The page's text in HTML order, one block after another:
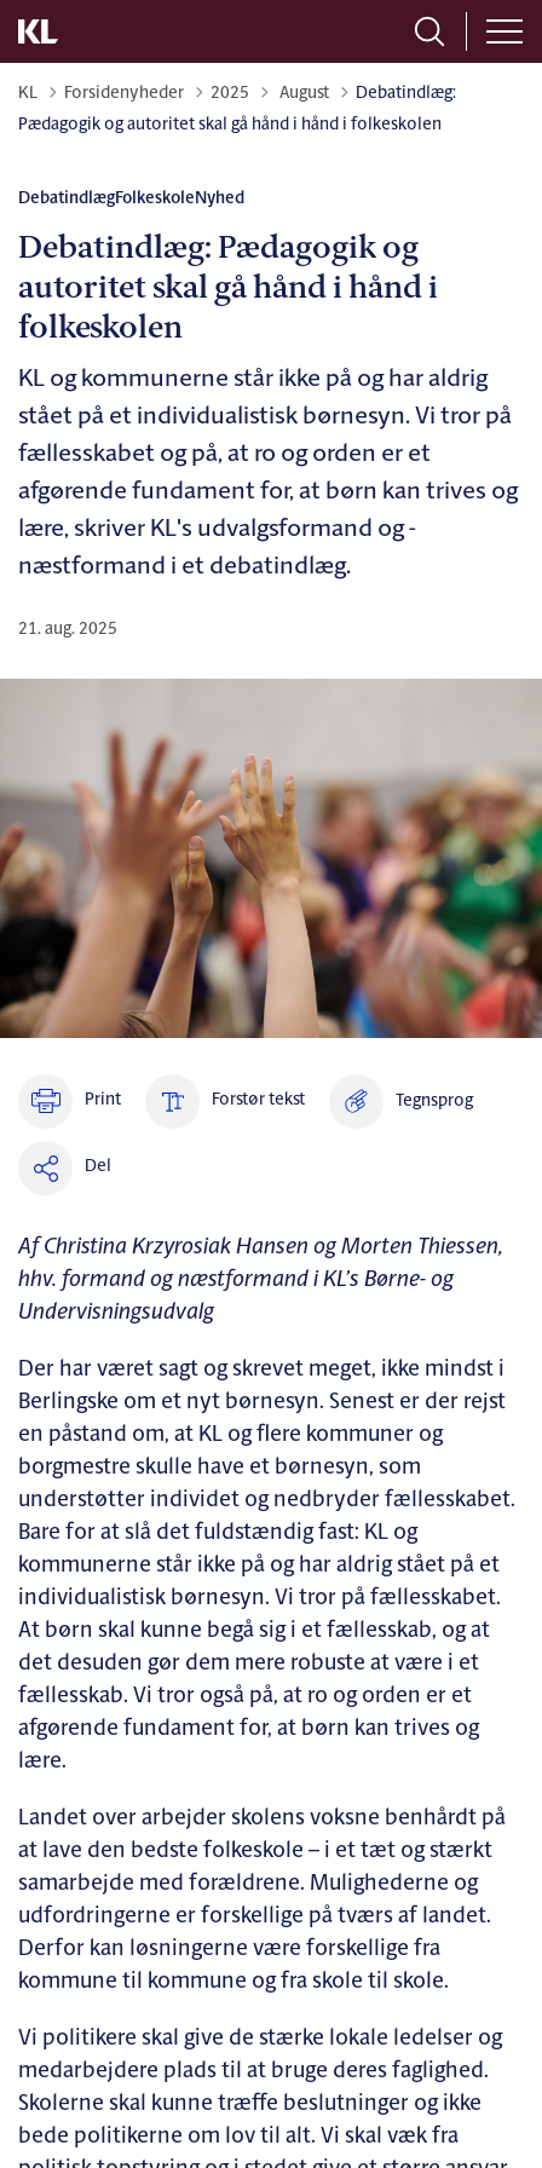
KL Forsidenyheder 2025 Tilbage til
August
Debatindlæg:
Pædagogik og autoritet skal gå hånd i hånd i folkeskolen
DebatindlægFolkeskoleNyhed
Debatindlæg: Pædagogik og
autoritet skal gå hånd i hånd i
folkeskolen
KL og kommunerne står ikke på og har aldrig
stået på et individualistisk børnesyn. Vi tror på
fællesskabet og på, at ro og orden er et
afgørende fundament for, at børn kan trives og
lære, skriver KL's udvalgsformand og -
næstformand i et debatindlæg.
21. aug. 2025
Print Forstør tekst Tegnsprog
Del
Af Christina Krzyrosiak Hansen og Morten Thiessen,
hhv. formand og næstformand i KL’s Børne- og
Undervisningsudvalg
Der har været sagt og skrevet meget, ikke mindst i
Berlingske om et nyt børnesyn. Senest er der rejst
en påstand om, at KL og flere kommuner og
borgmestre skulle have et børnesyn, som
understøtter individet og nedbryder fællesskabet.
Bare for at slå det fuldstændig fast: KL og
kommunerne står ikke på og har aldrig stået på et
individualistisk børnesyn. Vi tror på fællesskabet.
At børn skal kunne begå sig i et fællesskab, og at
det desuden gør dem mere robuste at være i et
fællesskab. Vi tror også på, at ro og orden er et
afgørende fundament for, at børn kan trives og
lære.
Landet over arbejder skolens voksne benhårdt på
at lave den bedste folkeskole – i et tæt og stærkt
samarbejde med forældrene. Mulighederne og
udfordringerne er forskellige på tværs af landet.
Derfor kan løsningerne være forskellige fra
kommune til kommune og fra skole til skole.
Vi politikere skal give de stærke lokale ledelser og
medarbejdere plads til at bruge deres faglighed.
Skolerne skal kunne træffe beslutninger og ikke
bede politikerne om lov til alt. Vi skal væk fra